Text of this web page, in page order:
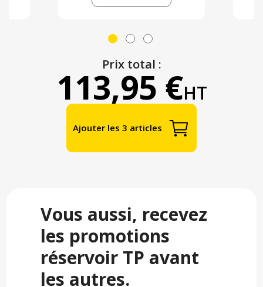
Prix total :
113,95 €HT
Ajouter les 3 articles
Vous aussi, recevez
les promotions
réservoir TP avant
les autres.